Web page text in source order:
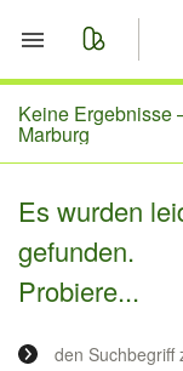
Start
Merkliste
Anzeige
Keine Ergebnisse
Marburg
Es wurden
gefunden.
Probiere...
den Suchbegriff